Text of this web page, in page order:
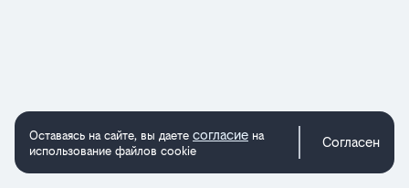
Оставаясь на сайте, вы даете согласие на
использование файлов cookie
Согласен